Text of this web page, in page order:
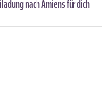
nach Amiens für dich